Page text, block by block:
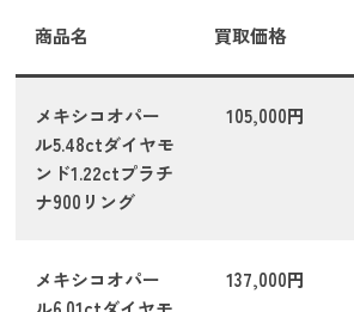
商品名 買取価格
メキシコオパー
ル5.48ctダイヤモ
ンド1.22ctプラチ
ナ900リング
105,000円
メキシコオパー
137,000円